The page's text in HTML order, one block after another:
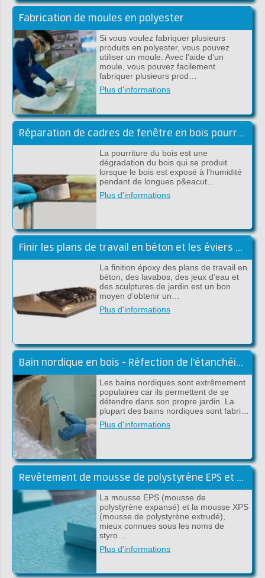
Fabrication de moules en polyester
Si vous voulez fabriquer plusieurs
produits en polyester, vous pouvez
utiliser un moule. Avec l'aide d'un
moule, vous pouvez facilement
fabriquer plusieurs prod…
Plus d'informations
Réparation de cadres de fenêtre en bois pourri avec de l'époxy
La pourriture du bois est une
dégradation du bois qui se produit
lorsque le bois est exposé à l'humidité
pendant de longues p&eacut…
Plus d'informations
Finir les plans de travail en béton et les éviers avec de l'époxy
La finition époxy des plans de travail en
béton, des lavabos, des jeux d’eau et
des sculptures de jardin est un bon
moyen d’obtenir un…
Plus d'informations
Bain nordique en bois - Réfection de l'étanchéité avec du polyester ou de l'époxy
Les bains nordiques sont extrêmement
populaires car ils permettent de se
détendre dans son propre jardin. La
plupart des bains nordiques sont fabri…
Plus d'informations
Revêtement de mousse de polystyrène EPS et XPS
La mousse EPS (mousse de
polystyrène expansé) et la mousse XPS
(mousse de polystyrène extrudé),
mieux connues sous les noms de
styro…
Plus d'informations